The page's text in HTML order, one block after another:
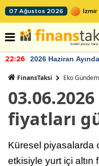
07 Ağustos 2026
22:26 2026 Haziran
FinansTaksi Eko Gündem
fiyatları
Küresel piyasalarda
etkisiyle yurt içi altın